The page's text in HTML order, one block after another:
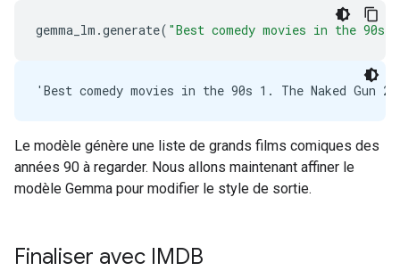
gemma_lm .generate( "Best comedy movies in the 90s "
Le modèle génère une liste de grands films comiques des
années 90 à regarder. Nous allons maintenant affiner le
modèle Gemma pour modifier le style de sortie.
Finaliser avec IMDB